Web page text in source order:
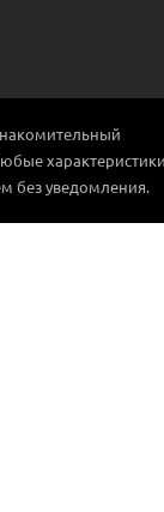
без уведомления.